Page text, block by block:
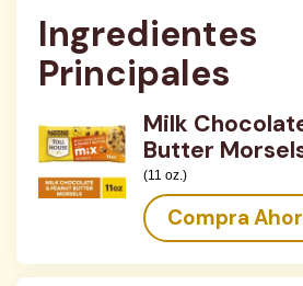
Ingredientes
Principales
Milk
Butter
(11 oz.)
Compra